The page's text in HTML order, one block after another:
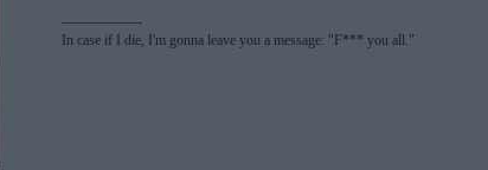
-----------------
In case if I die, I'm gonna leave you a message: "F*** you all."